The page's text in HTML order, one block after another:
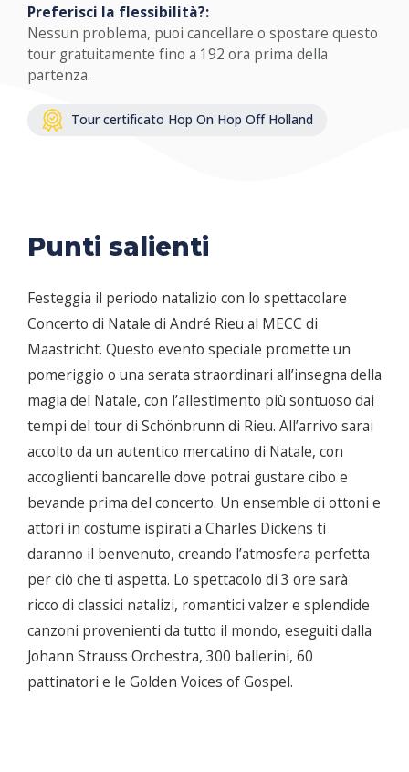
Preferisci la flessibilità?:
Nessun problema, puoi cancellare o spostare questo
tour gratuitamente fino a 192 ora prima della
partenza.
Tour certificato Hop On Hop Off Holland
Punti salienti
Festeggia il periodo natalizio con lo spettacolare
Concerto di Natale di André Rieu al MECC di
Maastricht. Questo evento speciale promette un
pomeriggio o una serata straordinari all’insegna della
magia del Natale, con l’allestimento più sontuoso dai
tempi del tour di Schönbrunn di Rieu. All’arrivo sarai
accolto da un autentico mercatino di Natale, con
accoglienti bancarelle dove potrai gustare cibo e
bevande prima del concerto. Un ensemble di ottoni e
attori in costume ispirati a Charles Dickens ti
daranno il benvenuto, creando l’atmosfera perfetta
per ciò che ti aspetta. Lo spettacolo di 3 ore sarà
ricco di classici natalizi, romantici valzer e splendide
canzoni provenienti da tutto il mondo, eseguiti dalla
Johann Strauss Orchestra, 300 ballerini, 60
pattinatori e le Golden Voices of Gospel.